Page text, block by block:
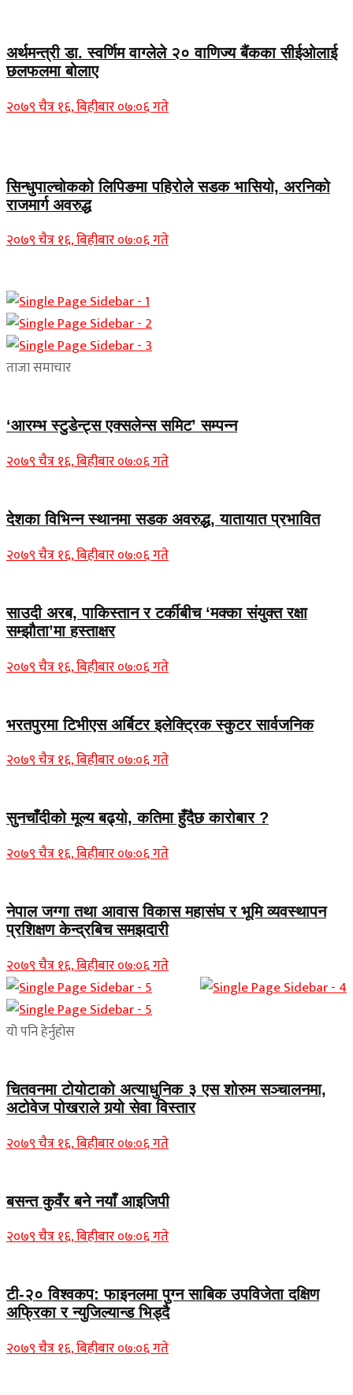
अर्थमन्त्री डा. स्वर्णिम वाग्लेले २० वाणिज्य बैंकका सीईओलाई
छलफलमा बोलाए
२०७९ चैत्र १६, बिहीबार ०७:०६ गते
सिन्धुपाल्चोकको लिपिङमा पहिरोले सडक भासियो, अरनिको
राजमार्ग अवरुद्ध
२०७९ चैत्र १६, बिहीबार ०७:०६ गते
ताजा समाचार
‘आरम्भ स्टुडेन्ट्स एक्सलेन्स समिट’ सम्पन्न
२०७९ चैत्र १६, बिहीबार ०७:०६ गते
देशका विभिन्न स्थानमा सडक अवरुद्ध, यातायात प्रभावित
२०७९ चैत्र १६, बिहीबार ०७:०६ गते
साउदी अरब, पाकिस्तान र टर्कीबीच ‘मक्का संयुक्त रक्षा
सम्झौता’मा हस्ताक्षर
२०७९ चैत्र १६, बिहीबार ०७:०६ गते
भरतपुरमा टिभीएस अर्बिटर इलेक्ट्रिक स्कुटर सार्वजनिक
२०७९ चैत्र १६, बिहीबार ०७:०६ गते
सुनचाँदीको मूल्य बढ्यो, कतिमा हुँदैछ कारोबार ?
२०७९ चैत्र १६, बिहीबार ०७:०६ गते
नेपाल जग्गा तथा आवास विकास महासंघ र भूमि व्यवस्थापन
प्रशिक्षण केन्द्रबिच समझदारी
२०७९ चैत्र १६, बिहीबार ०७:०६ गते
यो पनि हेर्नुहोस
चितवनमा टोयोटाको अत्याधुनिक ३ एस शोरुम सञ्चालनमा,
अटोवेज पोखराले गर्‍यो सेवा विस्तार
२०७९ चैत्र १६, बिहीबार ०७:०६ गते
बसन्त कुवँर बने नयाँ आइजिपी
२०७९ चैत्र १६, बिहीबार ०७:०६ गते
टी-२० विश्वकप: फाइनलमा पुग्न साबिक उपविजेता दक्षिण
अफ्रिका र न्युजिल्यान्ड भिड्दै
२०७९ चैत्र १६, बिहीबार ०७:०६ गते